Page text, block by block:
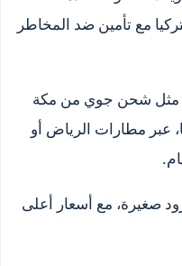
مع تأمين ضد المخاطر
مثل شحن جوي من مكة
عبر مطارات الرياض أو
صغيرة، مع أسعار أعلى